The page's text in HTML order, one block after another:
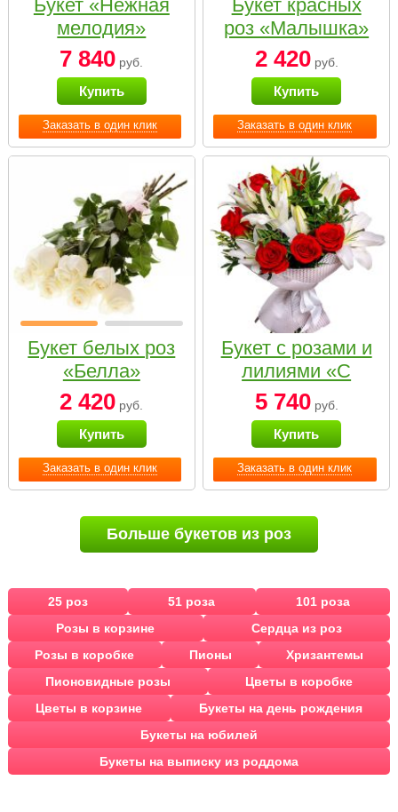
Заказать в один клик
Букет «Нежная
мелодия»
7 840 руб.
Купить
Заказать в один клик
Букет красных
роз «Малышка»
2 420руб.
Купить
Заказать в один клик
Букет белых роз
«Белла»
2 420 руб.
Купить
Заказать в один клик
Букет с розами и
лилиями «С
наилучшими
пожеланиями»
5 740руб.
Купить
Больше букетов из роз
25 роз 51 роза
101 роза
Розы в корзине
Сердца из роз
Розы в коробке
Пионы
Хризантемы
Пионовидные розы
Цветы в коробке
Цветы в корзине
Букеты на день рождения
Букеты на юбилей
Букеты на выписку из роддома